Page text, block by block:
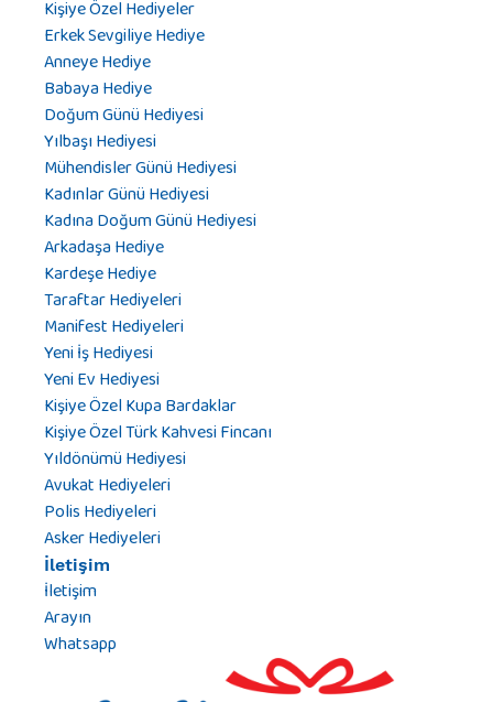
Kişiye Özel Hediyeler
Erkek Sevgiliye Hediye
Anneye Hediye
Babaya Hediye
Doğum Günü Hediyesi
Yılbaşı Hediyesi
Mühendisler Günü Hediyesi
Kadınlar Günü Hediyesi
Kadına Doğum Günü Hediyesi
Arkadaşa Hediye
Kardeşe Hediye
Taraftar Hediyeleri
Manifest Hediyeleri
Yeni İş Hediyesi
Yeni Ev Hediyesi
Kişiye Özel Kupa Bardaklar
Kişiye Özel Türk Kahvesi Fincanı
Yıldönümü Hediyesi
Avukat Hediyeleri
Polis Hediyeleri
Asker Hediyeleri
İletişim
İletişim
Arayın
Whatsapp